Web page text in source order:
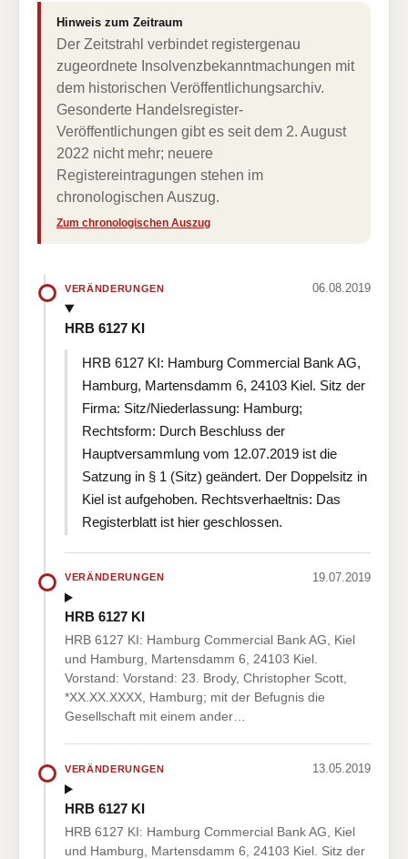
Hinweis zum Zeitraum
Der Zeitstrahl verbindet registergenau
zugeordnete Insolvenzbekanntmachungen mit
dem historischen Veröffentlichungsarchiv.
Gesonderte Handelsregister-
Veröffentlichungen gibt es seit dem 2. August
2022 nicht mehr; neuere
Registereintragungen stehen im
chronologischen Auszug.
Zum chronologischen Auszug
VERÄNDERUNGEN 06.08.2019
HRB 6127 KI
HRB 6127 KI: Hamburg Commercial Bank AG,
Hamburg, Martensdamm 6, 24103 Kiel. Sitz der
Firma: Sitz/Niederlassung: Hamburg;
Rechtsform: Durch Beschluss der
Hauptversammlung vom 12.07.2019 ist die
Satzung in § 1 (Sitz) geändert. Der Doppelsitz in
Kiel ist aufgehoben. Rechtsverhaeltnis: Das
Registerblatt ist hier geschlossen.
VERÄNDERUNGEN 19.07.2019
HRB 6127 KI
HRB 6127 KI: Hamburg Commercial Bank AG, Kiel
und Hamburg, Martensdamm 6, 24103 Kiel.
Vorstand: Vorstand: 23. Brody, Christopher Scott,
*XX.XX.XXXX, Hamburg; mit der Befugnis die
Gesellschaft mit einem ander…
VERÄNDERUNGEN 13.05.2019
HRB 6127 KI
HRB 6127 KI: Hamburg Commercial Bank AG, Kiel
und Hamburg, Martensdamm 6, 24103 Kiel. Sitz der